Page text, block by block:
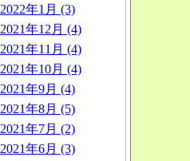
2022年1月 (3)
2021年12月 (4)
2021年11月 (4)
2021年10月 (4)
2021年9月 (4)
2021年8月 (5)
2021年7月 (2)
2021年6月 (3)